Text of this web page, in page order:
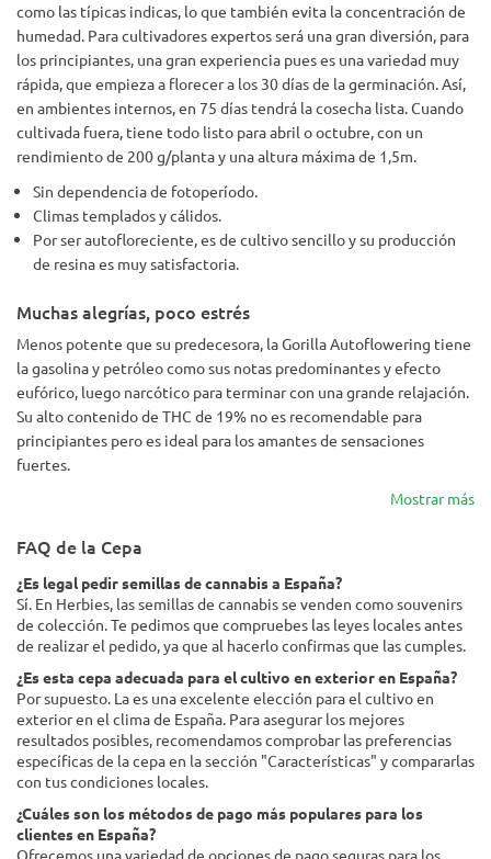
como las típicas indicas, lo que también evita la concentración de
humedad. Para cultivadores expertos será una gran diversión, para
los principiantes, una gran experiencia pues es una variedad muy
rápida, que empieza a florecer a los 30 días de la germinación. Así,
en ambientes internos, en 75 días tendrá la cosecha lista. Cuando
cultivada fuera, tiene todo listo para abril o octubre, con un
rendimiento de 200 g/planta y una altura máxima de 1,5m.
Sin dependencia de fotoperíodo.
Climas templados y cálidos.
Por ser autofloreciente, es de cultivo sencillo y su producción
de resina es muy satisfactoria.
Muchas alegrías, poco estrés
Menos potente que su predecesora, la Gorilla Autoflowering tiene
la gasolina y petróleo como sus notas predominantes y efecto
eufórico, luego narcótico para terminar con una grande relajación.
Su alto contenido de THC de 19% no es recomendable para
principiantes pero es ideal para los amantes de sensaciones
fuertes.
Mostrar más
FAQ de la Cepa
¿Es legal pedir semillas de cannabis a España?
Sí. En Herbies, las semillas de cannabis se venden como souvenirs
de colección. Te pedimos que compruebes las leyes locales antes
de realizar el pedido, ya que al hacerlo confirmas que las cumples.
¿Es esta cepa adecuada para el cultivo en exterior en España?
Por supuesto. La es una excelente elección para el cultivo en
exterior en el clima de España. Para asegurar los mejores
resultados posibles, recomendamos comprobar las preferencias
específicas de la cepa en la sección "Características" y compararlas
con tus condiciones locales.
¿Cuáles son los métodos de pago más populares para los
clientes en España?
Ofrecemos una variedad de opciones de pago seguras para los